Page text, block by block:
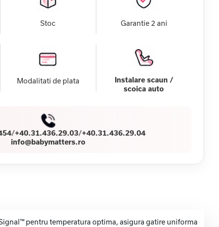
Stoc Garantie 2 ani
Modalitati de plata
Instalare scaun /
scoica auto
/+40.31.436.29.03/+40.31.436.29.04
info@babymatters.ro
pentru temperatura optima, asigura gatire uniforma